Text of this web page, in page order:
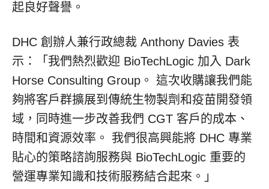
起良好聲譽。
DHC 創辦人兼行政總裁 Anthony Davies 表
示：「我們熱烈歡迎 BioTechLogic 加入 Dark
Horse Consulting Group。 這次收購讓我們能
夠將客戶群擴展到傳統生物製劑和疫苗開發領
域，同時進一步改善我們 CGT 客戶的成本、
時間和資源效率。 我們很高興能將 DHC 專業
貼心的策略諮詢服務與 BioTechLogic 重要的
營運專業知識和技術服務結合起來。」